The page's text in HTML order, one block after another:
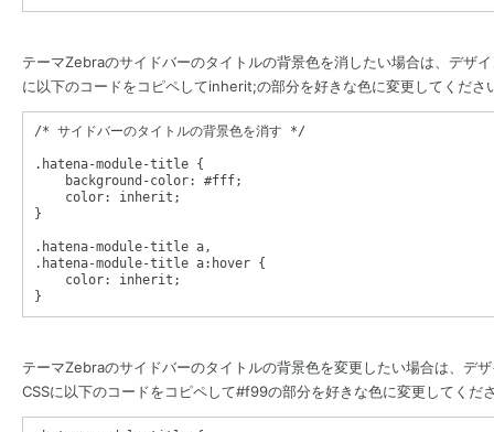
テーマZebraのサイドバーのタイトルの背景色を消したい場合は、デザ
に以下のコードをコピペしてinherit;の部分を好きな色に変更してくださ
/* サイドバーのタイトルの背景色を消す */
.hatena-module-title {
background-color: #fff;
color: inherit
}
.hatena-module-title a ,
.hatena-module-title a: hover {
color: inherit
}
テーマZebraのサイドバーのタイトルの背景色を変更したい場合は、デ
CSSに以下のコードをコピペして#f99の部分を好きな色に変更してくだ